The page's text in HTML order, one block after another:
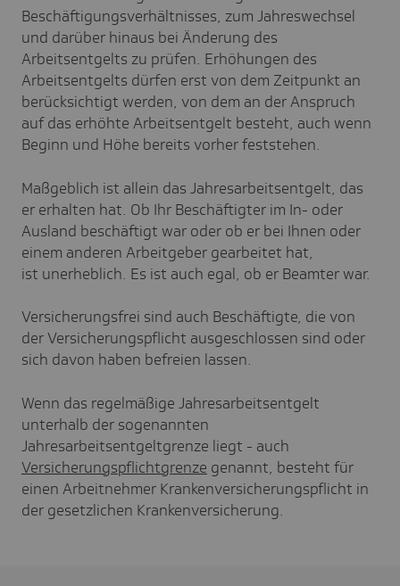
Beschäftigungsverhältnisses, zum Jahreswechsel
und darüber hinaus bei Änderung des
Arbeitsentgelts zu prüfen. Erhöhungen des
Arbeitsentgelts dürfen erst von dem Zeitpunkt an
berücksichtigt werden, von dem an der Anspruch
auf das erhöhte Arbeitsentgelt besteht, auch wenn
Beginn und Höhe bereits vorher feststehen.
Maßgeblich ist allein das Jahresarbeitsentgelt, das
er erhalten hat. Ob Ihr Beschäftigter im In- oder
Ausland beschäftigt war oder ob er bei Ihnen oder
einem anderen Arbeitgeber gearbeitet hat,
ist unerheblich. Es ist auch egal, ob er Beamter war.
Versicherungsfrei sind auch Beschäftigte, die von
der Versicherungspflicht ausgeschlossen sind oder
sich davon haben befreien lassen.
Wenn das regelmäßige Jahresarbeitsentgelt
unterhalb der sogenannten
Jahresarbeitsentgeltgrenze liegt - auch
Versicherungspflichtgrenze genannt, besteht für
einen Arbeitnehmer Krankenversicherungspflicht in
der gesetzlichen Krankenversicherung.